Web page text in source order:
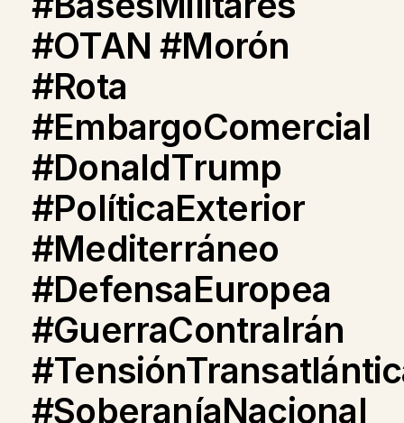
#OTAN #Morón
#Rota
#EmbargoComercial
#DonaldTrump
#PolíticaExterior
#Mediterráneo
#DefensaEuropea
#GuerraContraIrán
#SoberaníaNacional